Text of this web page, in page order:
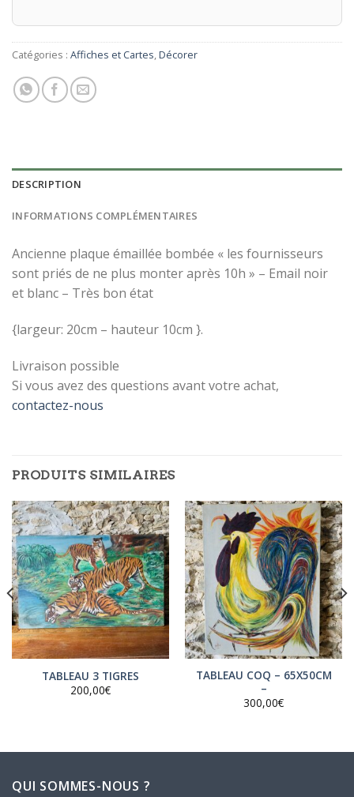
INSCRIVEZ-VOUS
Inscrivez-vous à la newsletter pour
[sibwp_form id=1]
Catégories : Affiches et Cartes,Décorer
DESCRIPTION
INFORMATIONS COMPLÉMENTAIRES
Ancienne plaque émaillée bombée « les fournisseurs
sont priés de ne plus monter après 10h » – Email noir
et blanc – Très bon état
{largeur: 20cm – hauteur 10cm }.
Livraison possible
Si vous avez des questions avant votre achat,
contactez-nous
PRODUITS SIMILAIRES
TABLEAU 3 TIGRES
200,00€
TABLEAU COQ – 65X50CM
–
300,00€
QUI SOMMES-NOUS ?